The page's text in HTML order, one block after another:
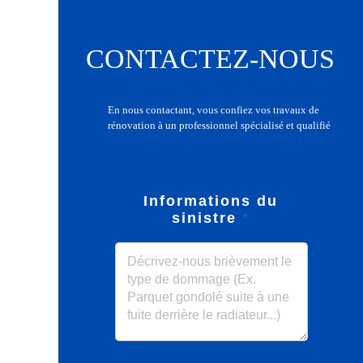
CONTACTEZ-NOUS
En nous contactant, vous confiez vos travaux de
rénovation à un professionnel spécialisé et qualifié
Informations du
sinistre *